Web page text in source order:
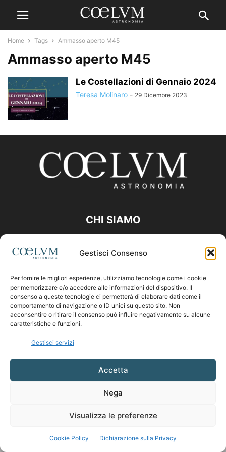
Gestisci Consenso
Per fornire le migliori esperienze, utilizziamo tecnologie come i cookie
per memorizzare e/o accedere alle informazioni del dispositivo. Il
consenso a queste tecnologie ci permetterà di elaborare dati come il
comportamento di navigazione o ID unici su questo sito. Non
acconsentire o ritirare il consenso può influire negativamente su alcune
caratteristiche e funzioni.
Gestisci servizi
Accetta
Nega
Visualizza le preferenze
Cookie Policy Dichiarazione sulla Privacy
Home Tags Ammasso aperto M45
Ammasso aperto M45
Le Costellazioni di Gennaio 2024
Teresa Molinaro - 29 Dicembre 2023
CHI SIAMO
Contattaci:coelumastro@coelum.com
SEGUICI